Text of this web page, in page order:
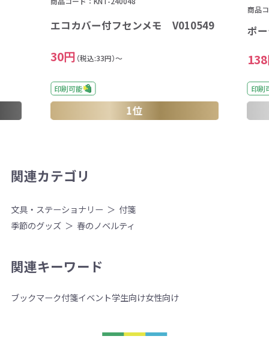
エコカバー付フセンメモ V010549
30円 （税込:33円）～
印刷可能
1位
商品
ポ
印刷
関連カテゴリ
文具・ステーショナリー
付箋
季節のグッズ
春のノベルティ
関連キーワード
ブックマーク付箋イベント学生向け女性向け